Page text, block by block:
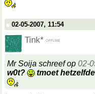
02-05-2007, 11:54
Tink*
Mr Soija schreef op 02-
w0t?
tmoet hetzelfde